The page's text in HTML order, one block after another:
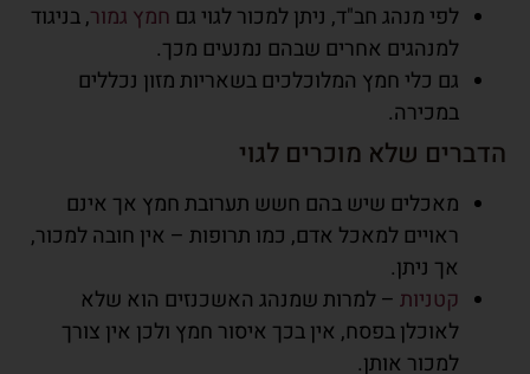
לפימנהג חב"ד, ניתן למכור לגוי גם חמץ גמור, בניגוד
למנהגים אחרים שבהם נמנעים מכך.
גם כלי חמץ המלוכלכים בשאריות מזון נכללים
במכירה.
הדברים שלא מוכרים לגוי
מאכלים שיש בהם חשש תערובת חמץ אך אינם
ראויים למאכל אדם, כמו תרופות – אין חובה למכור,
אך ניתן.
קטניות – למרות שמנהג האשכנזים הוא שלא
לאוכלן בפסח, אין בכך איסור חמץ ולכן אין צורך
למכור אותן.